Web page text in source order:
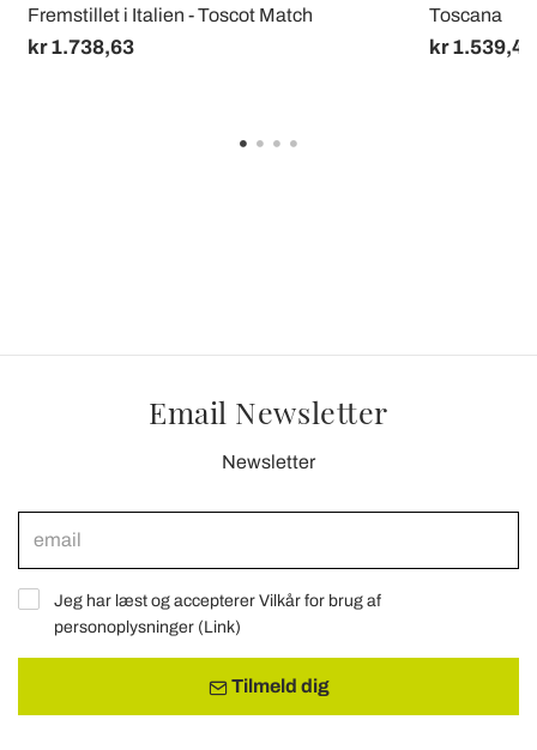
Fremstillet i Italien - Toscot Match
kr 1.738,63
Toscana
kr 1.539,48
Email Newsletter
Newsletter
Jeg har læst og accepterer Vilkår for brug af
personoplysninger (Link)
Tilmeld dig